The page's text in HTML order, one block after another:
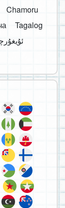
Chamoru
Tagalog